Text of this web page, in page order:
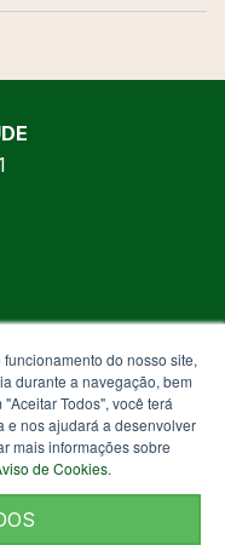
do nosso site,
durante a navegação, bem
Todos", você terá
e nos ajudará a desenvolver
mais informações sobre
de Cookies.